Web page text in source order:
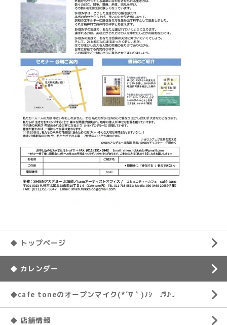
◆ トップページ
◆ カレンダー
◆cafe toneのオープンマイク(*´∇｀)ﾉｼ ♬♪♩
◆ 店舗情報